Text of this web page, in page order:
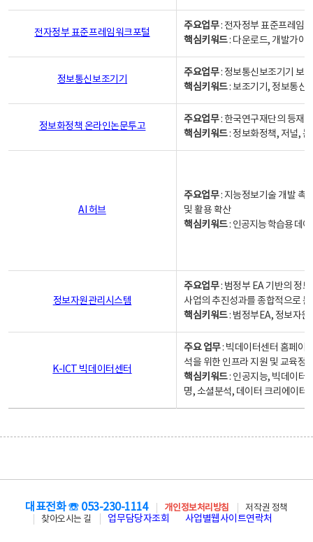
전자정부 표준프레임워크포털
주요업무: 전자정부 표준프레임
핵심키워드: 다운로드, 개발가이
정보통신보조기기
주요업무: 정보통신보조기기 보
핵심키워드: 보조기기, 정보통신
정보화정책 온라인논문투고
주요업무: 한국연구재단의 등재
핵심키워드: 정보화정책, 저널,
AI 허브
주요업무: 지능정보기술 개발 촉
및 활용 확산
핵심키워드: 인공지능 학습용 데
정보자원관리시스템
주요업무: 범정부 EA 기반의 정
사업의 추진성과를 종합적으로
핵심키워드: 범정부EA, 정보자
K-ICT 빅데이터센터
주요 업무: 빅데이터센터 홈페이
석을 위한 인프라 지원 및 교육정
핵심키워드: 인공지능, 빅데이터,
명, 소셜분석, 데이터 크리에이터
대표전화 ☏ 053-230-1114 개인정보처리방침
저작권 정책
찾아오시는 길
업무담당자조회 사업별웹사이트연락처